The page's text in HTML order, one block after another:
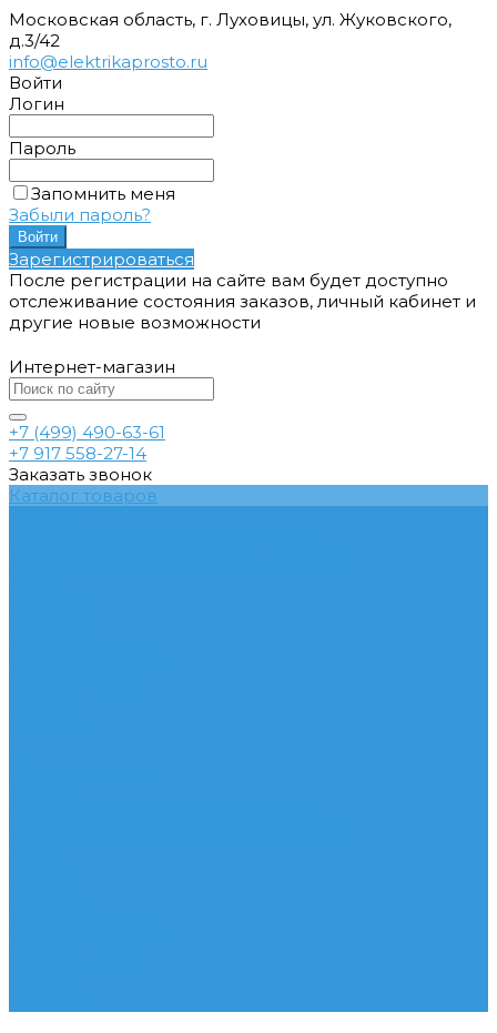
Московская область, г. Луховицы, ул. Жуковского,
д.3/42
info@elektrikaprosto.ru
Войти
Логин
Пароль
Запомнить меня
Забыли пароль?
Зарегистрироваться
После регистрации на сайте вам будет доступно
отслеживание состояния заказов, личный кабинет и
другие новые возможности
Интернет-магазин
+7 (499) 490-63-61
+7 917 558-27-14
Заказать звонок
Каталог товаров